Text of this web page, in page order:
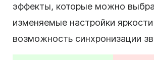
эффекты, которые можно
изменяемые настройки
возможность синхронизации